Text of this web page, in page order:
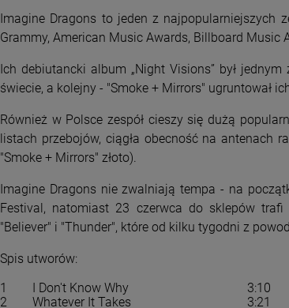
PRZECENA
Imagine Dragons to jeden z najpopularniejszych
Grammy, American Music Awards, Billboard Music
Ich debiutancki album „Night Visions” był
świecie, a kolejny - "Smoke + Mirrors" ugruntował
Również w Polsce zespół cieszy się dużą
listach przebojów, ciągła obecność na antenach
"Smoke + Mirrors" złoto).
Imagine Dragons nie zwalniają tempa - na
Festival, natomiast 23 czerwca do sklepów
"Believer" i "Thunder", które od kilku tygodni z
Spis utworów:
1
I Don't Know Why
3:10
2
Whatever It Takes
3:21